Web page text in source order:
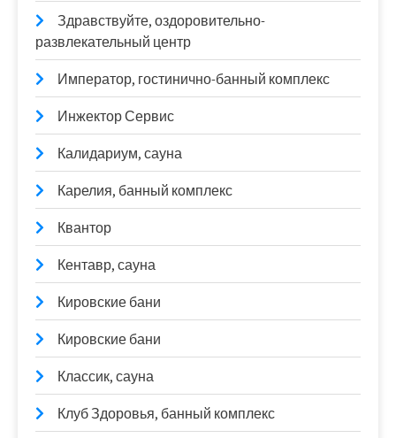
Здравствуйте, оздоровительно-
развлекательный центр
Император, гостинично-банный комплекс
Инжектор Сервис
Калидариум, сауна
Карелия, банный комплекс
Квантор
Кентавр, сауна
Кировские бани
Кировские бани
Классик, сауна
Клуб Здоровья, банный комплекс